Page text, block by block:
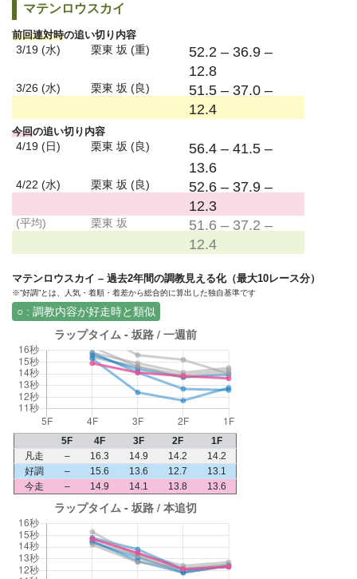
マテンロウスカイ
前回連対時の追い切り内容
3/19 (水) 栗東 坂 (重)
52.2 – 36.9 –
12.8
3/26 (水) 栗東 坂 (良)
51.5 – 37.0 –
12.4
今回の追い切り内容
4/19 (日) 栗東 坂 (良)
56.4 – 41.5 –
13.6
4/22 (水) 栗東 坂 (良)
52.6 – 37.9 –
12.3
(平均) 栗東 坂
51.6 – 37.2 –
12.4
マテンロウスカイ – 過去2年間の調教見える化（最大10レース分）
※”好調”とは、人気・着順・着差から総合的に算出した独自基準です
○ : 調教内容が好走時と類似
5F 4F 3F 2F
1F
凡走
– 16.3 14.9 14.2
14.2
好調
– 15.6 13.6 12.7
13.1
今走
– 14.9 14.1 13.8 13.6